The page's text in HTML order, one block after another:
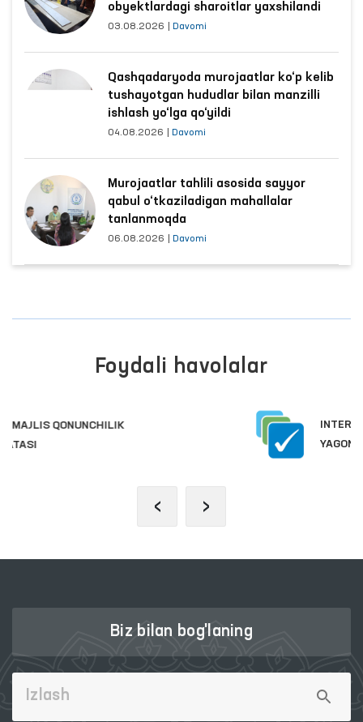
obyektlardagi sharoitlar yaxshilandi
03.08.2026 Davomi
Qashqadaryoda murojaatlar ko‘p kelib
tushayotgan hududlar bilan manzilli
ishlash yo‘lga qo‘yildi
04.08.2026 Davomi
Murojaatlar tahlili asosida sayyor
qabul o‘tkaziladigan mahallalar
tanlanmoqda
06.08.2026 Davomi
Foydali havolalar
INTERAKTIV DAVLAT XIZMATLARI
‹ ›
Biz bilan bog'laning